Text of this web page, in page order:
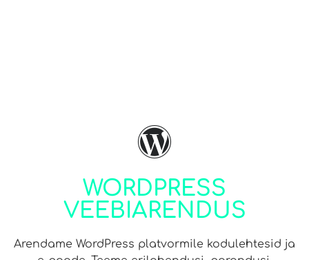
WORDPRESS
VEEBIARENDUS
Arendame WordPress platvormile kodulehtesid ja